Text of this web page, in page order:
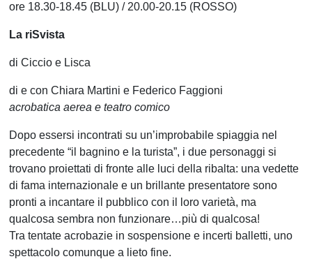
ore 18.30-18.45 (BLU) / 20.00-20.15 (ROSSO)
La riSvista
di Ciccio e Lisca
di e con Chiara Martini e Federico Faggioni
acrobatica aerea e teatro comico
Dopo essersi incontrati su un’improbabile spiaggia nel
precedente “il bagnino e la turista”, i due personaggi si
trovano proiettati di fronte alle luci della ribalta: una vedette
di fama internazionale e un brillante presentatore sono
pronti a incantare il pubblico con il loro varietà, ma
qualcosa sembra non funzionare…più di qualcosa!
Tra tentate acrobazie in sospensione e incerti balletti, uno
spettacolo comunque a lieto fine.